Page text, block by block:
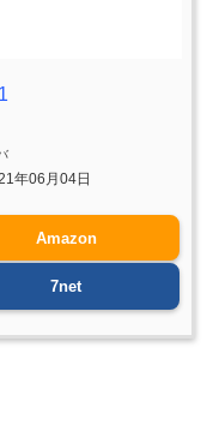
年06月04日
Amazon
7net